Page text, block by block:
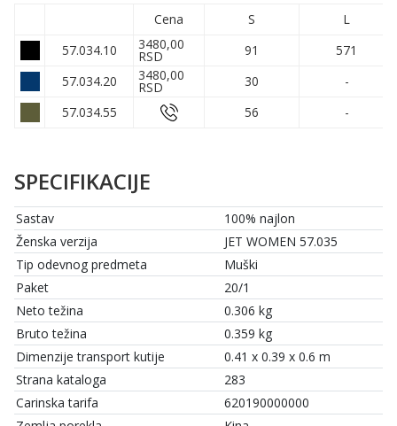
Cena S
L
57.034.10
3480,00
RSD 91
571
57.034.20
3480,00
RSD 30
-
57.034.55
56 -
SPECIFIKACIJE
Sastav
100% najlon
Ženska verzija
JET WOMEN 57.035
Tip odevnog predmeta
Muški
Paket
20/1
Neto težina
0.306 kg
Bruto težina
0.359 kg
Dimenzije transport kutije
0.41 x 0.39 x 0.6 m
Strana kataloga
283
Carinska tarifa
620190000000